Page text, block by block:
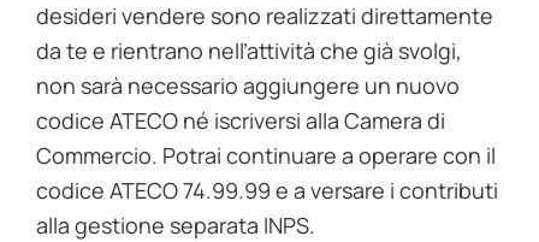
desideri vendere sono realizzati direttamente
da te e rientrano nell’attività che già svolgi,
non sarà necessario aggiungere un nuovo
codice ATECO né iscriversi alla Camera di
Commercio. Potrai continuare a operare con il
codice ATECO 74.99.99 e a versare i contributi
alla gestione separata INPS.